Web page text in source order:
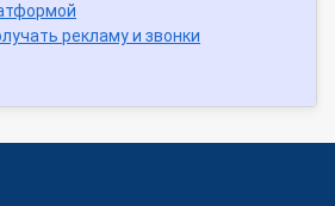
рекламу и звонки